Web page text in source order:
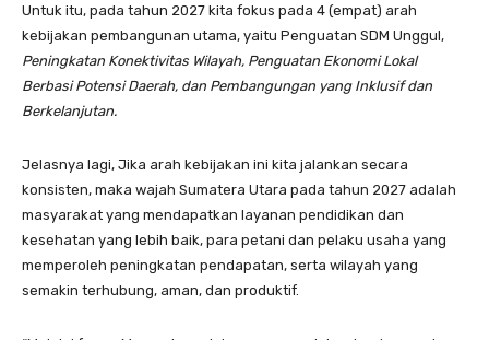
Untuk itu, pada tahun 2027 kita fokus pada 4 (empat) arah
kebijakan pembangunan utama, yaitu Penguatan SDM Unggul,
Peningkatan Konektivitas Wilayah, Penguatan Ekonomi Lokal
Berbasi Potensi Daerah, dan Pembangungan yang Inklusif dan
Berkelanjutan.
Jelasnya lagi, Jika arah kebijakan ini kita jalankan secara
konsisten, maka wajah Sumatera Utara pada tahun 2027 adalah
masyarakat yang mendapatkan layanan pendidikan dan
kesehatan yang lebih baik, para petani dan pelaku usaha yang
memperoleh peningkatan pendapatan, serta wilayah yang
semakin terhubung, aman, dan produktif.